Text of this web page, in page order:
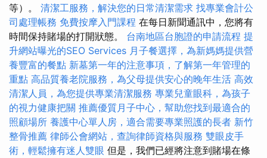
等）。 清潔工服務，解決您的日常清潔需求 找專業會計公
司處理帳務 免費按摩入門課程 在每日新聞通訊中，您將有
時間保持賭場的打開狀態。 台南地區台胞證的申請流程 提
升網站曝光的SEO Services 月子餐選擇，為新媽媽提供營
養豐富的餐點 新墓第一年的注意事項，了解第一年管理的
重點 高品質養老院服務，為父母提供安心的晚年生活 高效
清潔人員，為您提供專業清潔服務 專業兒童眼科，為孩子
的視力健康把關 推薦優質月子中心，幫助您找到最適合的
照顧場所 養護中心單人房，適合需要專業照護的長者 新竹
整骨推薦 律師公會網站，查詢律師資格與服務 雙眼皮手
術，輕鬆擁有迷人雙眼 但是，我們已經將注意到賭場在條